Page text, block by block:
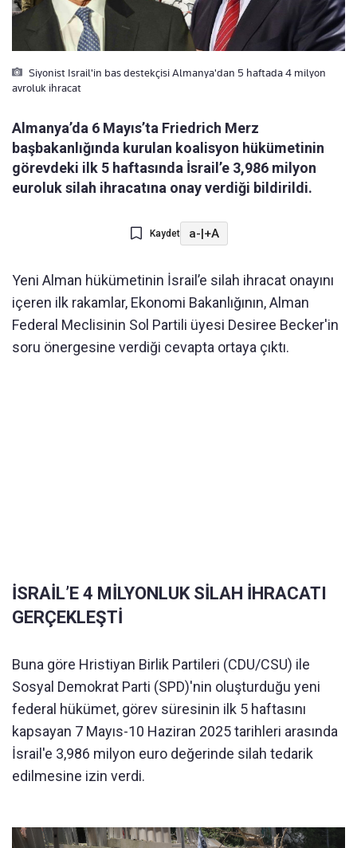
Siyonist Israil'in bas destekçisi Almanya'dan 5 haftada 4 milyon
avroluk ihracat
Almanya’da 6 Mayıs’ta Friedrich Merz
başbakanlığında kurulan koalisyon hükümetinin
görevdeki ilk 5 haftasında İsrail’e 3,986 milyon
euroluk silah ihracatına onay verdiği bildirildi.
Kaydet a-|+A
Yeni Alman hükümetinin İsrail’e silah ihracat onayını
içeren ilk rakamlar, Ekonomi Bakanlığının, Alman
Federal Meclisinin Sol Partili üyesi Desiree Becker'in
soru önergesine verdiği cevapta ortaya çıktı.
İSRAİL’E 4 MİLYONLUK SİLAH İHRACATI
GERÇEKLEŞTİ
Buna göre Hristiyan Birlik Partileri (CDU/CSU) ile
Sosyal Demokrat Parti (SPD)'nin oluşturduğu yeni
federal hükümet, görev süresinin ilk 5 haftasını
kapsayan 7 Mayıs-10 Haziran 2025 tarihleri arasında
İsrail'e 3,986 milyon euro değerinde silah tedarik
edilmesine izin verdi.